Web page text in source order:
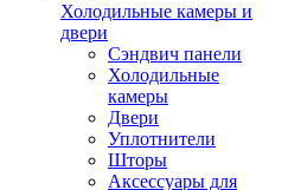
Холодильные камеры и
двери
Сэндвич панели
Холодильные
камеры
Двери
Уплотнители
Шторы
Аксессуары для